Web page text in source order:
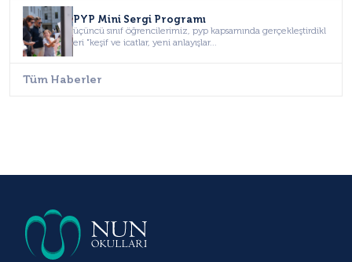
PYP Mini Sergi Programı
üçüncü sınıf öğrencilerimiz, pyp kapsamında gerçekleştirdikl
eri "keşif ve icatlar, yeni anlayışlar...
Tüm Haberler